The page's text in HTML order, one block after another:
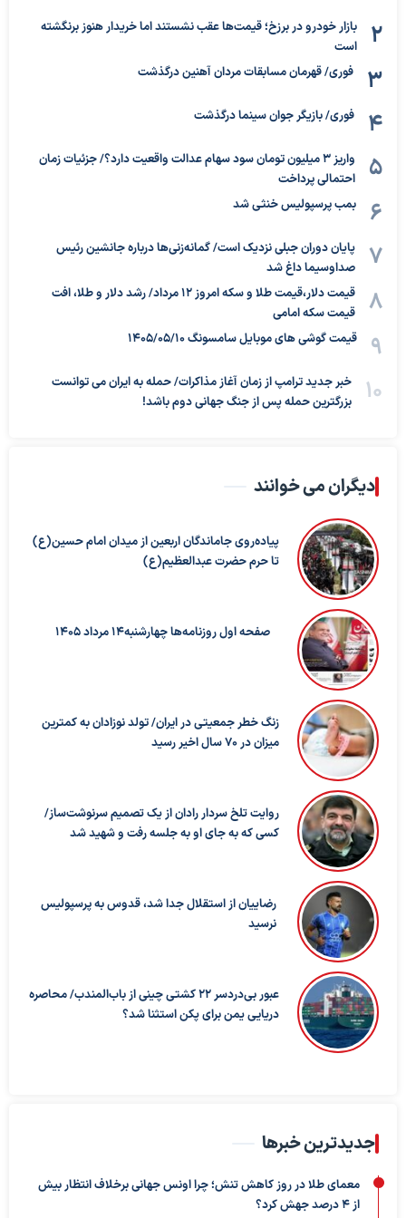
بازار خودرو در برزخ؛ قیمت‌ها عقب نشستند اما خریدار هنوز برنگشته
است
فوری/ قهرمان مسابقات مردان آهنین درگذشت
فوری/ بازیگر جوان سینما درگذشت
واریز ۳ میلیون تومان سود سهام عدالت واقعیت دارد؟/ جزئیات زمان
احتمالی پرداخت
بمب پرسپولیس خنثی شد
پایان دوران جبلی نزدیک است/ گمانه‌زنی‌ها درباره جانشین رئیس
صداوسیما داغ شد
قیمت دلار،قیمت طلا و سکه امروز ۱۲ مرداد/ رشد دلار و طلا، افت
قیمت سکه امامی
قیمت گوشی های موبایل سامسونگ 1405/05/10
خبر جدید ترامپ از زمان آغاز مذاکرات/ حمله به ایران می توانست
بزرگترین حمله پس از جنگ جهانی دوم باشد!
دیگران می خوانند
پیاده‌روی جاماندگان اربعین از میدان امام حسین(ع)
تا حرم حضرت عبدالعظیم(ع)
صفحه اول روزنامه‌ها چهارشنبه14 مرداد 1405
زنگ خطر جمعیتی در ایران/ تولد نوزادان به کمترین
میزان در ۷۰ سال اخیر رسید
روایت تلخ سردار رادان از یک تصمیم سرنوشت‌ساز/
کسی که به جای او به جلسه رفت و شهید شد
رضاییان از استقلال جدا شد، قدوس به پرسپولیس
نرسید
عبور بی‌دردسر ۲۲ کشتی چینی از باب‌المندب/ محاصره
دریایی یمن برای پکن استثنا شد؟
جدیدترین خبرها
معمای طلا در روز کاهش تنش؛ چرا اونس جهانی برخلاف انتظار بیش
از ۴ درصد جهش کرد؟